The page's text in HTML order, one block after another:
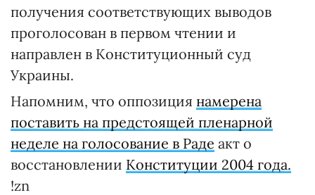
получения соответствующих выводов
проголосован в первом чтении и
направлен в Конституционный суд
Украины.
Напомним, что оппозиция намерена
поставить на предстоящей пленарной
неделе на голосование в Раде акт о
восстановлении Конституции 2004 года.
!zn